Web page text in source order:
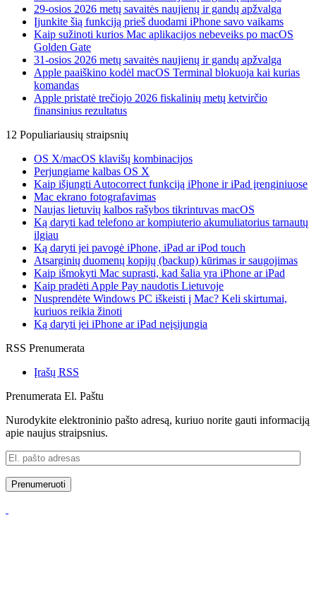
29-osios 2026 metų savaitės naujienų ir gandų apžvalga
Įjunkite šią funkciją prieš duodami iPhone savo vaikams
Kaip sužinoti kurios Mac aplikacijos nebeveiks po macOS
Golden Gate
31-osios 2026 metų savaitės naujienų ir gandų apžvalga
Apple paaiškino kodėl macOS Terminal blokuoja kai kurias
komandas
Apple pristatė trečiojo 2026 fiskalinių metų ketvirčio
finansinius rezultatus
12 Populiariausių straipsnių
OS X/macOS klavišų kombinacijos
Perjungiame kalbas OS X
Kaip išjungti Autocorrect funkciją iPhone ir iPad įrenginiuose
Mac ekrano fotografavimas
Naujas lietuvių kalbos rašybos tikrintuvas macOS
Ką daryti kad telefono ar kompiuterio akumuliatorius tarnautų
ilgiau
Ką daryti jei pavogė iPhone, iPad ar iPod touch
Atsarginių duomenų kopijų (backup) kūrimas ir saugojimas
Kaip išmokyti Mac suprasti, kad šalia yra iPhone ar iPad
Kaip pradėti Apple Pay naudotis Lietuvoje
Nusprendėte Windows PC iškeisti į Mac? Keli skirtumai,
kuriuos reikia žinoti
Ką daryti jei iPhone ar iPad neįsijungia
RSS Prenumerata
Įrašų RSS
Prenumerata El. Paštu
Nurodykite elektroninio pašto adresą, kuriuo norite gauti informaciją
apie naujus straipsnius.
El.
pašto
adresas
Prenumeruoti